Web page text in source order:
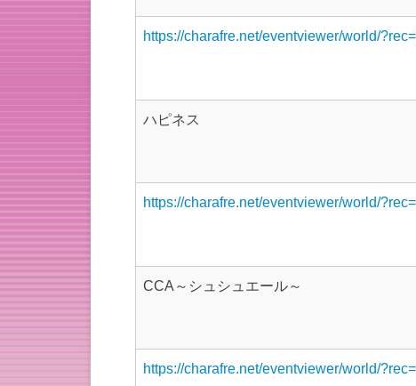
https://charafre.net/eventviewer/world/
ハピネス
https://charafre.net/eventviewer/world/
CCA～シュシュエール～
https://charafre.net/eventviewer/world/